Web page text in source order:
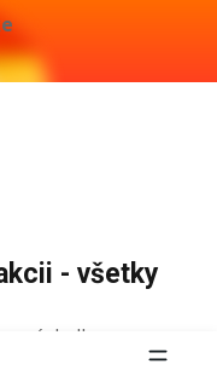
- všetky
výsledky.